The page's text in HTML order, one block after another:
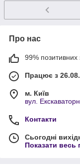
Про нас
99% позитивних
Працює з
м. Київ
вул.
Контакти
Сьогодні
Показати весь